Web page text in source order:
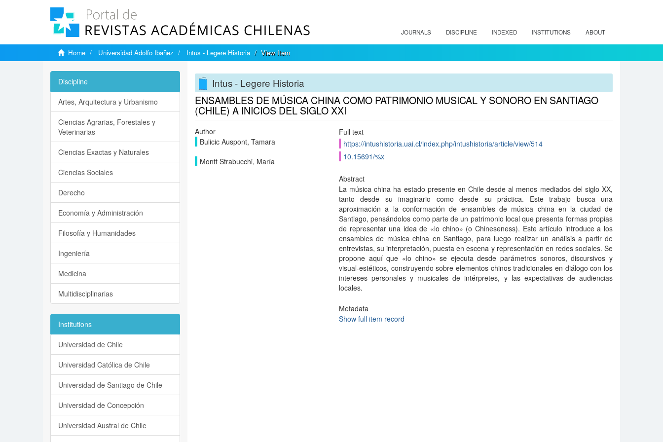
JOURNALS DISCIPLINE INDEXED INSTITUTIONS ABOUT
Home Universidad Adolfo Ibañez Intus - Legere Historia View Item
Intus - Legere Historia
ENSAMBLES DE MÚSICA CHINA COMO PATRIMONIO MUSICAL Y SONORO EN SANTIAGO
(CHILE) A INICIOS DEL SIGLO XXI
Author
Bulicic Auspont, Tamara
Montt Strabucchi, María
Full text
https://intushistoria.uai.cl/index.php/intushistoria/article/view/514
10.15691/%x
Abstract
La música china ha estado presente en Chile desde al menos mediados del siglo XX,
tanto desde su imaginario como desde su práctica. Este trabajo busca una
aproximación a la conformación de ensambles de música china en la ciudad de
Santiago, pensándolos como parte de un patrimonio local que presenta formas propias
de representar una idea de «lo chino» (o Chineseness). Este artículo introduce a los
ensambles de música china en Santiago, para luego realizar un análisis a partir de
entrevistas, su interpretación, puesta en escena y representación en redes sociales. Se
propone aquí que «lo chino» se ejecuta desde parámetros sonoros, discursivos y
visual-estéticos, construyendo sobre elementos chinos tradicionales en diálogo con los
intereses personales y musicales de intérpretes, y las expectativas de audiencias
locales.
Metadata
Show full item record
Discipline
Artes, Arquitectura y Urbanismo
Ciencias Agrarias, Forestales y
Veterinarias
Ciencias Exactas y Naturales
Ciencias Sociales
Derecho
Economía y Administración
Filosofía y Humanidades
Ingeniería
Medicina
Multidisciplinarias
Institutions
Universidad de Chile
Universidad Católica de Chile
Universidad de Santiago de Chile
Universidad de Concepción
Universidad Austral de Chile